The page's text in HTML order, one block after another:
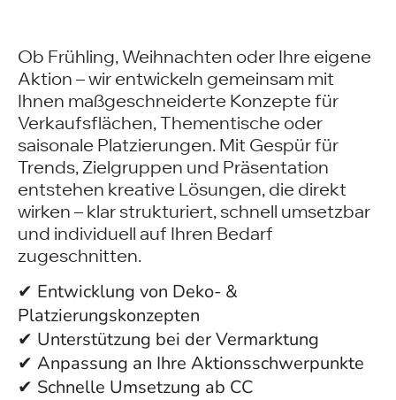
Ob Frühling, Weihnachten oder Ihre eigene
Aktion – wir entwickeln gemeinsam mit
Ihnen maßgeschneiderte Konzepte für
Verkaufsflächen, Thementische oder
saisonale Platzierungen. Mit Gespür für
Trends, Zielgruppen und Präsentation
entstehen kreative Lösungen, die direkt
wirken – klar strukturiert, schnell umsetzbar
und individuell auf Ihren Bedarf
zugeschnitten.
✔ Entwicklung von Deko- &
Platzierungskonzepten
✔ Unterstützung bei der Vermarktung
✔ Anpassung an Ihre Aktionsschwerpunkte
✔ Schnelle Umsetzung ab CC